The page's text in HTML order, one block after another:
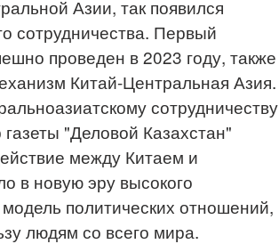
Азии, так появился
сотрудничества. Первый
проведен в 2023 году, также
Китай-Центральная Азия.
сотрудничеству
"Деловой Казахстан"
между Китаем и
в новую эру высокого
политических отношений,
людям со всего мира.